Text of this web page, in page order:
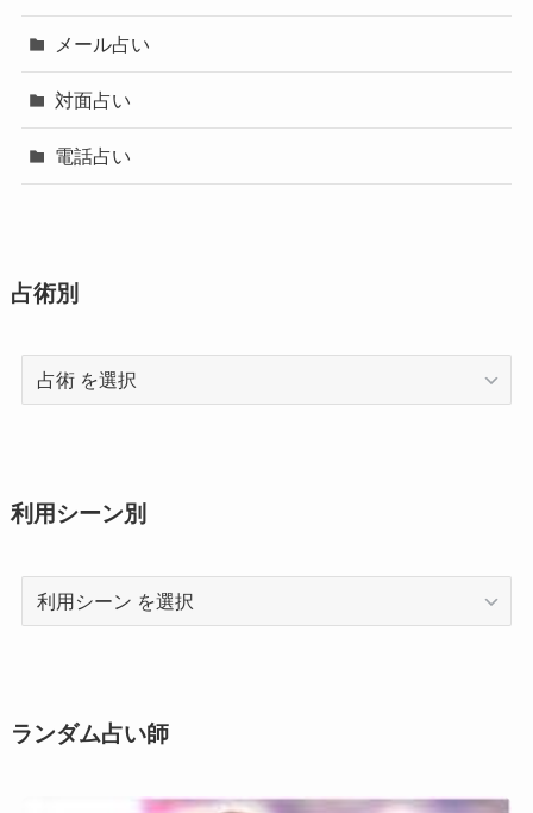
メール占い
対面占い
電話占い
占術別
術
利用シーン別
利
用
ン
ランダム占い師